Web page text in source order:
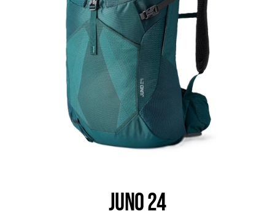
Trail
Escalade / Alpinisme
Bons Plans
JUNO 24